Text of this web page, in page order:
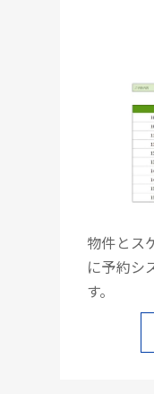
物件とス
に予約シ
す。